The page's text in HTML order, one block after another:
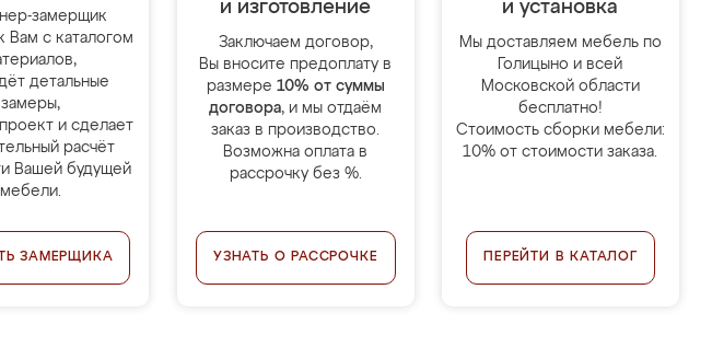
замерщик
Вам с каталогом
детальные
замеры,
и сделает
расчёт
Вашей будущей
мебели.
ЗАМЕРЩИКА
и изготовление
Заключаем договор,
Вы вносите предоплату в
размере 10% от суммы
договора, и мы отдаём
заказ в производство.
Возможна оплата в
рассрочку без %.
УЗНАТЬ О РАССРОЧКЕ
и установка
Мы доставляем мебель по
Голицыно и всей
Московской области
бесплатно!
Стоимость сборки мебели:
10% от стоимости заказа.
ПЕРЕЙТИ В КАТАЛОГ